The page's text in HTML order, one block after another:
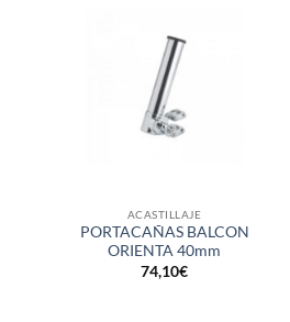
ACASTILLAJE
PORTACAÑAS BALCON
ORIENTA 40mm
74,10€